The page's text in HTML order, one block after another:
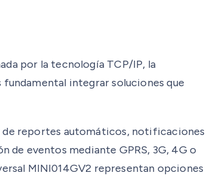
por la tecnología TCP/IP, la
fundamental integrar soluciones que
de reportes automáticos, notificaciones
eventos mediante GPRS, 3G, 4G o
MINI014GV2 representan opciones